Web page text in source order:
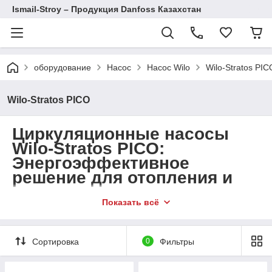
Ismail-Stroy – Продукция Danfoss Казахстан
оборудование Насос Насос Wilo Wilo-Stratos
Wilo-Stratos PICO
Циркуляционные насосы
Wilo-Stratos PICO:
Энергоэффективное
решение для отопления и
охлаждения
насосы сочетают в себе энергоэффективность, компактность
и высокую производительность, обеспечивая максимальный
комфорт и экономию энергии.
Показать всё
Сортировка 0 Фильтры